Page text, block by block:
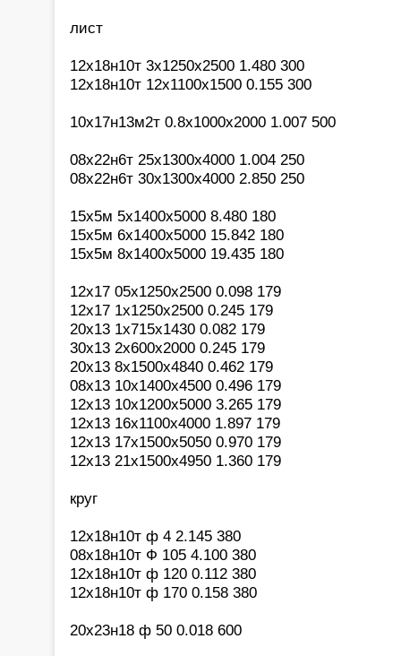
лист
12х18н10т 3х1250х2500 1.480 300
12х18н10т 12х1100х1500 0.155 300
10х17н13м2т 0.8х1000х2000 1.007 500
08х22н6т 25х1300х4000 1.004 250
08х22н6т 30х1300х4000 2.850 250
15х5м 5х1400х5000 8.480 180
15х5м 6х1400х5000 15.842 180
15х5м 8х1400х5000 19.435 180
12х17 05х1250х2500 0.098 179
12х17 1х1250х2500 0.245 179
20х13 1х715х1430 0.082 179
30х13 2х600х2000 0.245 179
20х13 8х1500х4840 0.462 179
08х13 10х1400х4500 0.496 179
12х13 10х1200х5000 3.265 179
12х13 16х1100х4000 1.897 179
12х13 17х1500х5050 0.970 179
12х13 21х1500х4950 1.360 179
круг
12х18н10т ф 4 2.145 380
08х18н10т Ф 105 4.100 380
12х18н10т ф 120 0.112 380
12х18н10т ф 170 0.158 380
20х23н18 ф 50 0.018 600